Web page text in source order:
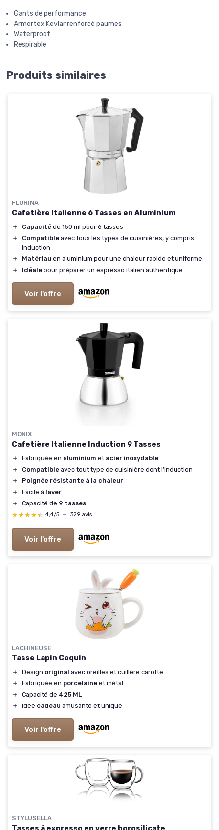
Gants de performance
Armortex Kevlar renforcé paumes
Waterproof
Respirable
Produits similaires
FLORINA
Cafetière Italienne 6 Tasses en Aluminium
＋ Capacité de 150 ml pour 6 tasses
＋
Compatible avec tous les types de cuisinières, y compris
induction
＋
Matériau en aluminium pour une chaleur rapide et uniforme
＋
Idéale pour préparer un espresso italien authentique
Voir l'offre
MONIX
Cafetière Italienne Induction 9 Tasses
＋ Fabriquée en aluminium et acier inoxydable
＋
Compatible avec tout type de cuisinière dont l’induction
＋
Poignée résistante à la chaleur
＋
Facile à laver
＋
Capacité de 9 tasses
★★★★★
★★★★★ 4,4/5 — 329 avis
Voir l'offre
LACHINEUSE
Tasse Lapin Coquin
＋ Design original avec oreilles et cuillère carotte
＋
Fabriquée en porcelaine et métal
＋
Capacité de 425 ML
＋
Idée cadeau amusante et unique
Voir l'offre
STYLUSELLA
Tasses à expresso en verre borosilicate